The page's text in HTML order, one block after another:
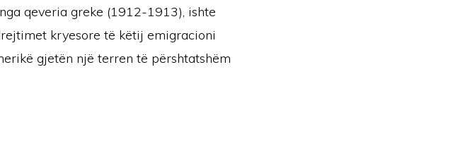
qeveria greke (1912-1913), ishte
kryesore të këtij emigracioni
gjetën një terren të përshtatshëm